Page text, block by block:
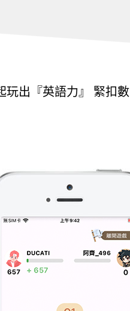
玩出『英語力』 緊扣數